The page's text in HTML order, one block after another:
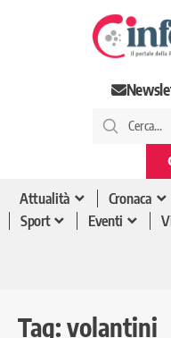
Attualità Cronaca
Sport
Eventi
Tag: volantini